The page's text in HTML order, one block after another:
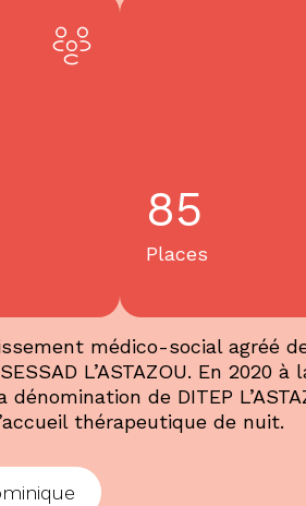
85
Places
médico-social agréé
L’ASTAZOU. En 2020
de DITEP
thérapeutique de nuit.